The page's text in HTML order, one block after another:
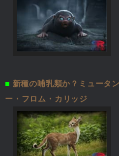
■ 新種の哺乳類か？ミュータ
ー・フロム・カリッジ